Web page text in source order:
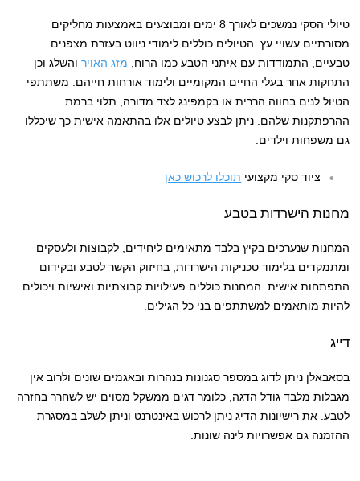
טיולי הסקי נמשכים לאורך 8 ימים ומבוצעים באמצעות מחליקים
מסורתיים עשויי עץ. הטיולים כוללים לימודי ניווט בעזרת מצפנים
טבעיים, התמודדות עם איתני הטבע כמו הרוח, מזג האויר והשלג וכן
התחקות אחר בעלי החיים המקומיים ולימוד אורחות חייהם. משתתפי
הטיול לנים בחווה הררית או בקמפינג לצד מדורה, תלוי ברמת
ההרפתקנות שלהם. ניתן לבצע טיולים אלו בהתאמה אישית כך שיכללו
גם משפחות וילדים.
ציוד סקי מקצועי תוכלו לרכוש כאן
מחנות הישרדות בטבע
המחנות שנערכים בקיץ בלבד מתאימים ליחידים, לקבוצות ולעסקים
ומתמקדים בלימוד טכניקות הישרדות, בחיזוק הקשר לטבע ובקידום
התפתחות אישית. המחנות כוללים פעילויות קבוצתיות ואישיות ויכולים
להיות מותאמים למשתתפים בני כל הגילים.
דייג
בסאבאלן ניתן לדוג במספר סגנונות בנהרות ובאגמים שונים ולרוב אין
מגבלות מלבד גודל הדגה, כלומר דגים ממשקל מסוים יש לשחרר בחזרה
לטבע. את רישיונות הדיג ניתן לרכוש באינטרנט וניתן לשלב במסגרת
ההזמנה גם אפשרויות לינה שונות.